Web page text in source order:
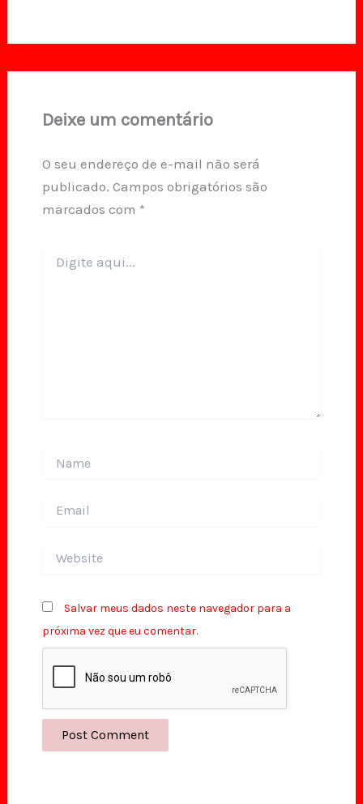
Deixe um comentário
O seu endereço de e-mail não será
publicado. Campos obrigatórios são
marcados com *
aqui...
Salvar meus dados neste navegador para a
próxima vez que eu comentar.